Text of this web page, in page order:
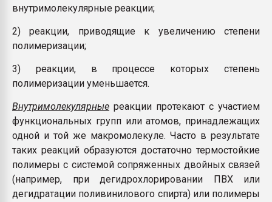
внутримолекулярные реакции;
2) реакции, приводящие к увеличению степени
полимеризации;
3) реакции, в процессе которых степень
полимеризации уменьшается.
Внутримолекулярные реакции протекают с участием
функциональных групп или атомов, принадлежащих
одной и той же макромолекуле. Часто в результате
таких реакций образуются достаточно термостойкие
полимеры с системой сопряженных двойных связей
(например, при дегидрохлорировании ПВХ или
дегидратации поливинилового спирта) или полимеры